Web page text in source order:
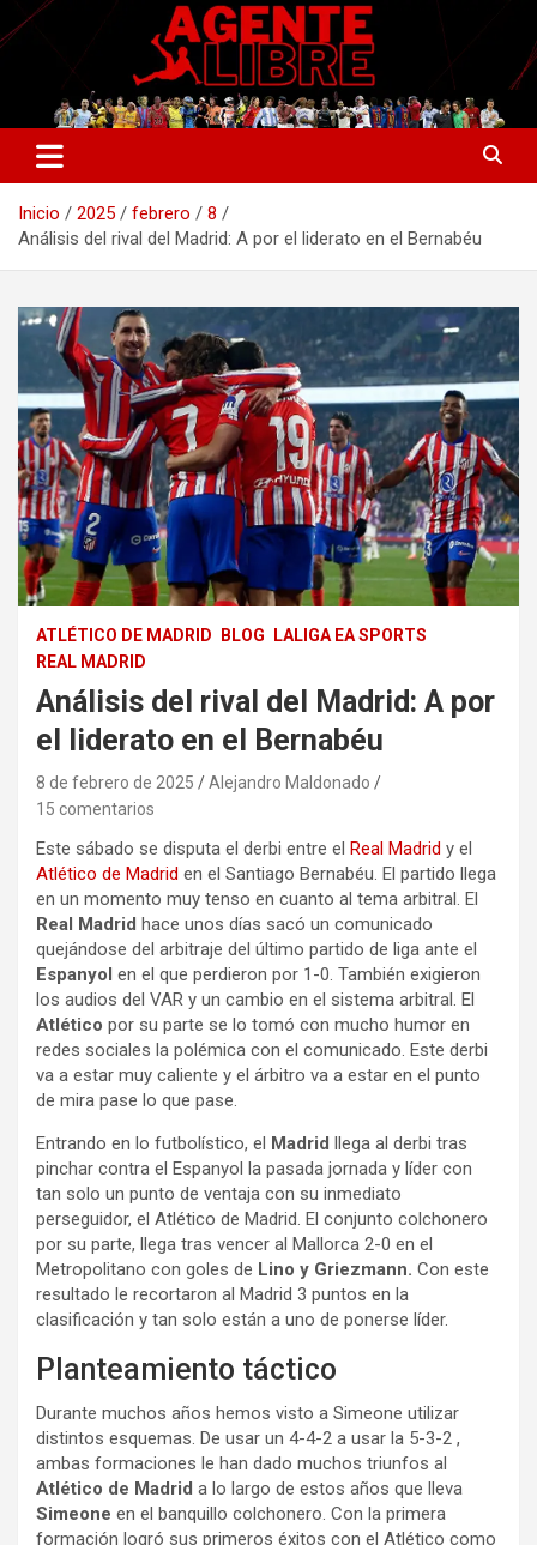
Saltar
al
Agente Libre Digital
La nueva generación del periodismo deportivo.
Inicio 2025 febrero
8
Análisis del rival del Madrid: A por el liderato en el Bernabéu
ATLÉTICO DE MADRID BLOG
LALIGA EA SPORTS
REAL MADRID
Análisis del rival del Madrid: A por
el liderato en el Bernabéu
8 de febrero de 2025
Alejandro Maldonado
15 comentarios
Este sábado se disputa el derbi entre el Real Madrid y el
Atlético de Madrid en el Santiago Bernabéu. El partido llega
en un momento muy tenso en cuanto al tema arbitral. El
Real Madrid hace unos días sacó un comunicado
quejándose del arbitraje del último partido de liga ante el
Espanyol en el que perdieron por 1-0. También exigieron
los audios del VAR y un cambio en el sistema arbitral. El
Atlético por su parte se lo tomó con mucho humor en
redes sociales la polémica con el comunicado. Este derbi
va a estar muy caliente y el árbitro va a estar en el punto
de mira pase lo que pase.
Entrando en lo futbolístico, el
Madrid
llega al derbi tras
pinchar contra el Espanyol la pasada jornada y líder con
tan solo un punto de ventaja con su inmediato
perseguidor, el Atlético de Madrid. El conjunto colchonero
por su parte, llega tras vencer al Mallorca 2-0 en el
Metropolitano con goles de Lino y Griezmann. Con este
resultado le recortaron al Madrid 3 puntos en la
clasificación y tan solo están a uno de ponerse líder.
Planteamiento táctico
Durante muchos años hemos visto a Simeone utilizar
distintos esquemas. De usar un 4-4-2 a usar la 5-3-2 ,
ambas formaciones le han dado muchos triunfos al
Atlético de Madrid a lo largo de estos años que lleva
Simeone en el banquillo colchonero. Con la primera
formación logró sus primeros éxitos con el Atlético como